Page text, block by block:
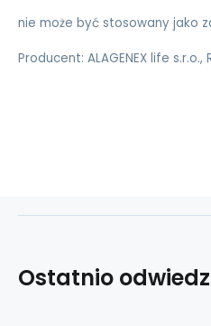
nie może być stosowany jako
Producent: ALAGENEX life s.r.o.,
Ostatnio